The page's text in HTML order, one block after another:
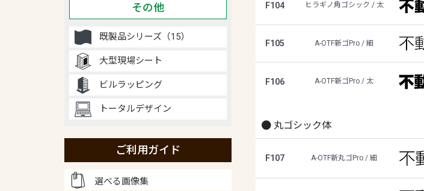
F104 ヒラギノ角ゴシック / 太
F105 A-OTF新ゴPro / 細
F106 A-OTF新ゴPro / 太
丸ゴシック体
F107 A-OTF新丸ゴPro / 細
その他
既製品シリーズ（15）
大型現場シート
ビルラッピング
トータルデザイン
ご利用ガイド
選べる画像集